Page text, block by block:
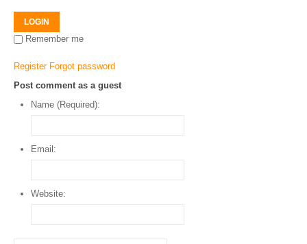
LOGIN
Remember me
Register Forgot password
Post comment as a guest
Name (Required):
Email:
Website: